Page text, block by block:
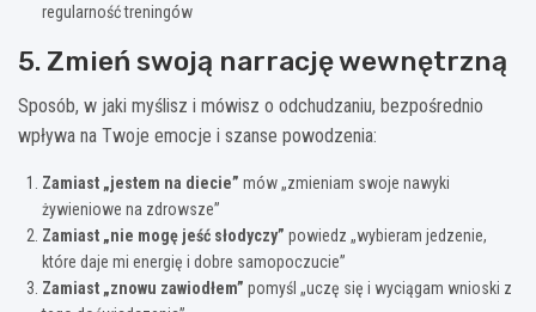
regularność treningów
5. Zmień swoją narrację wewnętrzną
Sposób, w jaki myślisz i mówisz o odchudzaniu, bezpośrednio
wpływa na Twoje emocje i szanse powodzenia:
Zamiast „jestem na diecie” mów „zmieniam swoje nawyki
żywieniowe na zdrowsze”
Zamiast „nie mogę jeść słodyczy” powiedz „wybieram jedzenie,
które daje mi energię i dobre samopoczucie”
Zamiast „znowu zawiodłem” pomyśl „uczę się i wyciągam wnioski z